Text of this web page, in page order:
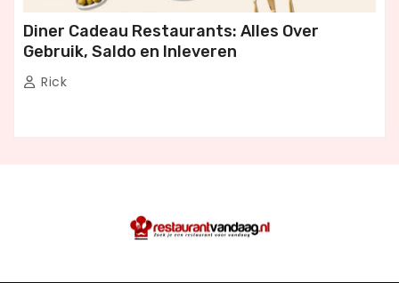
Diner Cadeau Restaurants: Alles Over
Gebruik, Saldo en Inleveren
Rick